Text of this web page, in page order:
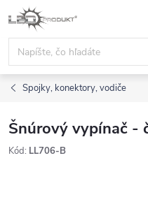
Prejsť
na
obsah
Spojky, konektory, vodiče
Šnúrový vypínač -
Kód: LL706-B